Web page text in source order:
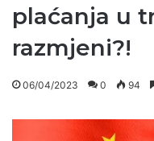
plaćanja u
razmjeni?!
06/04/2023 0 94